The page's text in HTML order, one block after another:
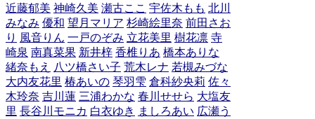
近藤郁美 神崎久美 瀬古ここ 宇佐木もも 北川
みなみ 優和 望月マリア 杉崎絵里奈 前田さお
り 風音りん 一戸のぞみ 立花美里 樹花凛 寺
崎泉 南真菜果 新井梓 香椎りあ 橋本ありな
緒奈もえ
八ツ橋さい子 荒木レナ 若槻みづな
大内友花里 椿あいの 琴羽雫 倉科紗央莉 佐々
木玲奈 吉川蓮 三浦わかな 春川せせら 大塩友
里 長谷川モニカ 白衣ゆき ましろあい 広瀬う